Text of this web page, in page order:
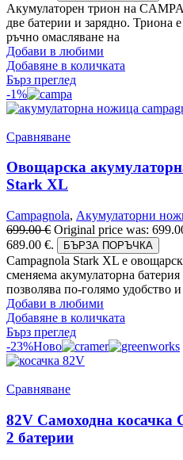
Акумулаторен трион на
две батерии и зарядно. Триона
ръчно омасляване на
Добави в любими
Добавяне в количката
Бърз преглед
-1%
Сравняване
Овощарска
Stark XL
Campagnola, Акумулаторни
699.00€ Original price was:
689.00 €.
БЪРЗА ПОРЪЧКА
Campagnola Stark XL е
сменяема акумулаторна
позволява по-голямо удобство
Добави в любими
Добавяне в количката
Бърз преглед
-23%Ново
Сравняване
82V Самоходна косачка
2 батерии